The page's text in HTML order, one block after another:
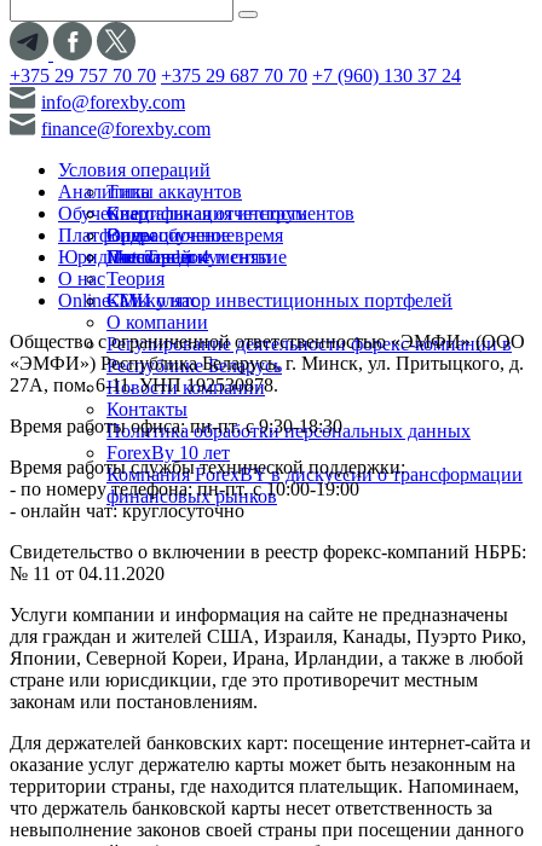
+375 29 757 70 70 +375 29 687 70 70 +7 (960) 130 37 24
info@forexby.com
finance@forexby.com
Условия операций
Типы аккаунтов
Спецификация инструментов
Операционное время
Пополнение и снятие
Аналитика
Квартальная отчетность
Обучение
Видеообучение
Глоссарий
Теория
Калькулятор инвестиционных портфелей
Платформы
MetaTrader 4
Юридические документы
О нас
СМИ о нас
О компании
Регулирование деятельности форекс-компании в
Республике Беларусь
Новости компании
Контакты
Политика обработки персональных данных
ForexBy 10 лет
Компания ForexBY в дискуссии о трансформации
финансовых рынков
Online-TV
Общество с ограниченной ответственностью «ЭМФИ» (ООО
«ЭМФИ») Республика Беларусь, г. Минск, ул. Притыцкого, д.
27А, пом. 6-11. УНП 192530878.
Время работы офиса: пн-пт. с 9:30-18:30
Время работы службы технической поддержки:
- по номеру телефона: пн-пт. с 10:00-19:00
- онлайн чат: круглосуточно
Свидетельство о включении в реестр форекс-компаний НБРБ:
№ 11 от 04.11.2020
Услуги компании и информация на сайте не предназначены
для граждан и жителей США, Израиля, Канады, Пуэрто Рико,
Японии, Северной Кореи, Ирана, Ирландии, а также в любой
стране или юрисдикции, где это противоречит местным
законам или постановлениям.
Для держателей банковских карт: посещение интернет-сайта и
оказание услуг держателю карты может быть незаконным на
территории страны, где находится плательщик. Напоминаем,
что держатель банковской карты несет ответственность за
невыполнение законов своей страны при посещении данного